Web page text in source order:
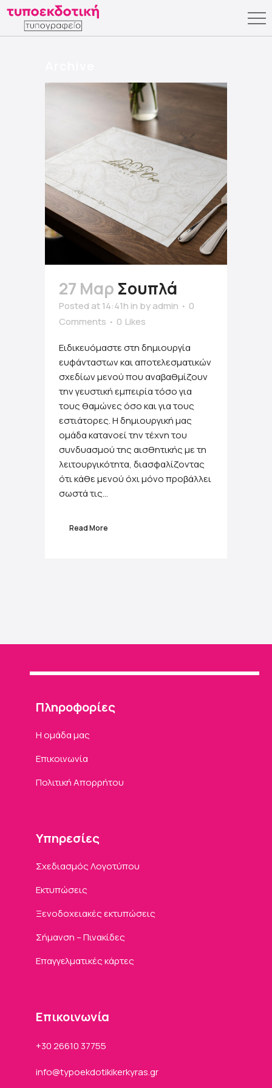
27 Μαρ Σουπλά
Posted at 14:41h in byadmin
0
Comments
0 Likes
Ειδικευόμαστε στη δημιουργία
ευφάνταστων και αποτελεσματικών
σχεδίων μενού που αναβαθμίζουν
την γευστική εμπειρία τόσο για
τους θαμώνες όσο και για τους
εστιάτορες. Η δημιουργική μας
ομάδα κατανοεί την τέχνη του
συνδυασμού της αισθητικής με τη
λειτουργικότητα, διασφαλίζοντας
ότι κάθε μενού όχι μόνο προβάλλει
σωστά τις...
Read More
Πληροφορίες
Η ομάδα μας
Επικοινωνία
Πολιτική Απορρήτου
Υπηρεσίες
Σχεδιασμός Λογοτύπου
Εκτυπώσεις
Ξενοδοχειακές εκτυπώσεις
Σήμανση – Πινακίδες
Επαγγελματικές κάρτες
Eπικοινωνία
+30 26610 37755
info typoekdotikikerkyrasgr